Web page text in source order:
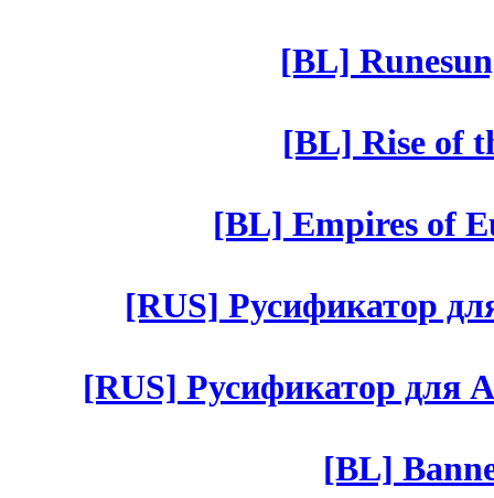
[BL]
[BL] Rise of
[BL] Empires of
[RUS] Русификатор
[RUS] Русификатор для
[BL]